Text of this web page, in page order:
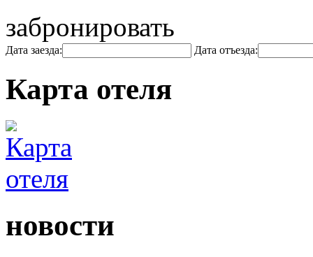
забронировать
Дата заезда: Дата отъезда:
Карта отеля
новости